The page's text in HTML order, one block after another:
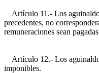
Artículo 11.- Los
precedentes, no
remuneraciones sean
Artículo 12.- Los
imponibles.